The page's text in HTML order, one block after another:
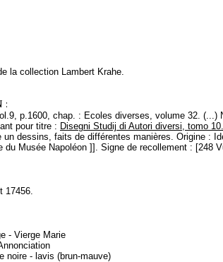
la collection Lambert Krahe.
:
p.1600, chap. : Ecoles diverses, volume 32. (...)
pour titre : Disegni Studij di Autori diversi, tomo 10.
dessins, faits de différentes manières. Origine :
du Musée Napoléon ]]. Signe de recollement : [248
17456.
- Vierge Marie
noire - lavis (brun-mauve)